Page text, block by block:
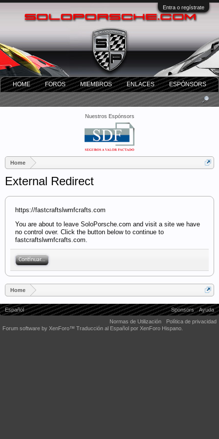
Entra o regístrate
Nuestros Espónsors
Home
External Redirect
https://fastcraftslwmfcrafts.com
You are about to leave SoloPorsche.com and visit a site we have
no control over. Click the button below to continue to
fastcraftslwmfcrafts.com.
Continuar...
Home
HOME FOROS MIEMBROS ENLACES ESPÓNSORS
Español Sponsors
Ayuda
Normas de Utilización
Política de privacidad
Forum software by XenForo™ Traducción al Español por XenForo Hispano.